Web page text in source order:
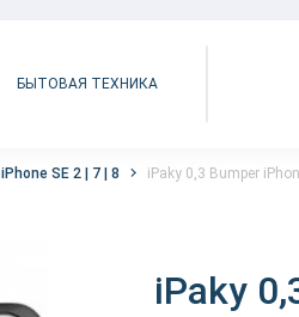
БЫТОВАЯ ТЕХНИКА
iPhone SE 2 | 7 | 8 iPaky 0,3 Bumper
iPaky